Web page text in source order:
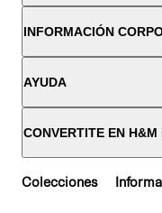
INFORMACIÓN
AYUDA
CONVERTITE EN H&M
Colecciones